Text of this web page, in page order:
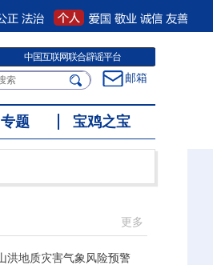
宝鸡网上有害信息举报专区
邮箱
专题 宝鸡之宝
更多
洪地质灾害气象风险预警